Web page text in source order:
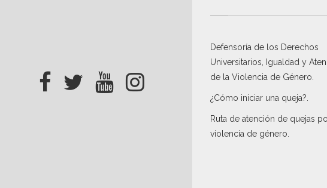
Defensoría de los Derechos
Universitarios, Igualdad y
de la Violencia de Género
¿Cómo iniciar una queja?
Ruta de atención de quejas
violencia de género